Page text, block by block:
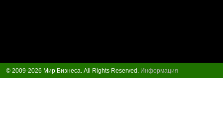
© 2009-2026 Мир Бизнеса. All Rights Reserved. Информация